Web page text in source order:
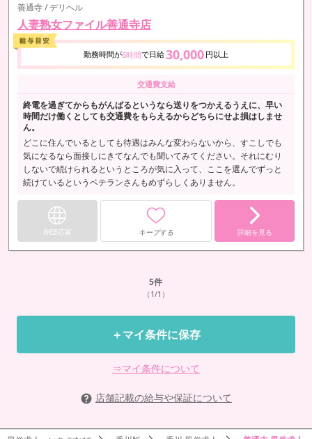
善通寺 / デリヘル
人妻熟女ファイル善通寺店
勤務時間が6時間で日給30,000 円以上
交通費支給
終電を過ぎてからもがんばるというなら送りをつかえるうえに、早い
時間だけ働くとしても交通費をもらえるからどちらにせよ損はしませ
ん。
どこに住んでいるとしても待遇はみんな変わらないから、すこしでも
気になるなら面接しにきてなんでも聞いてみてください。それにむり
しないで続けられるというところが気に入って、ここを選んでずっと
続けているというベテランさんもめずらしくありません。
WEB応募 キープする 詳細を見る
5件
（1/1）
＋マイ条件に保存
⇒マイ条件について
店舗記載の給与や保証について